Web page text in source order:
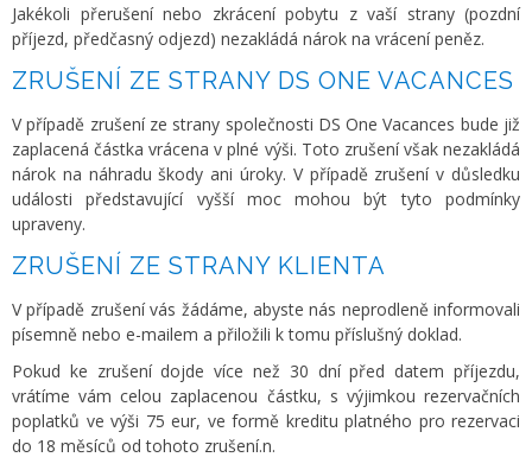
Jakékoli přerušení nebo zkrácení pobytu z vaší strany (pozdní
příjezd, předčasný odjezd) nezakládá nárok na vrácení peněz.
ZRUŠENÍ ZE STRANY DS ONE VACANCES
V případě zrušení ze strany společnosti DS One Vacances bude již
zaplacená částka vrácena v plné výši. Toto zrušení však nezakládá
nárok na náhradu škody ani úroky. V případě zrušení v důsledku
události představující vyšší moc mohou být tyto podmínky
upraveny.
ZRUŠENÍ ZE STRANY KLIENTA
V případě zrušení vás žádáme, abyste nás neprodleně informovali
písemně nebo e-mailem a přiložili k tomu příslušný doklad.
Pokud ke zrušení dojde více než 30 dní před datem příjezdu,
vrátíme vám celou zaplacenou částku, s výjimkou rezervačních
poplatků ve výši 75 eur, ve formě kreditu platného pro rezervaci
do 18 měsíců od tohoto zrušení.n.